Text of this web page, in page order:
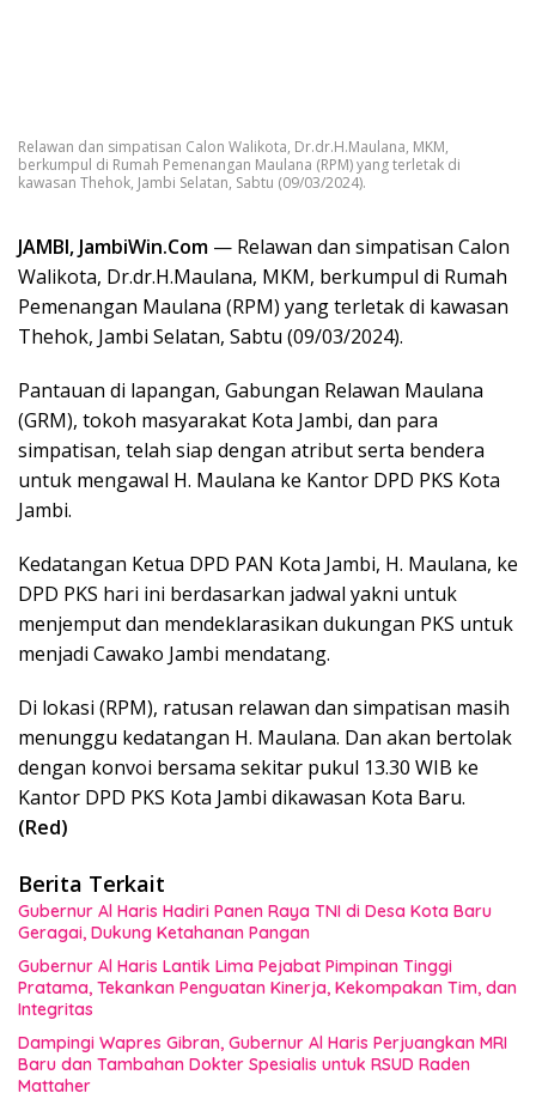
Relawan dan simpatisan Calon Walikota, Dr.dr.H.Maulana, MKM,
berkumpul di Rumah Pemenangan Maulana (RPM) yang terletak di
kawasan Thehok, Jambi Selatan, Sabtu (09/03/2024).
JAMBI, JambiWin.Com — Relawan dan simpatisan Calon
Walikota, Dr.dr.H.Maulana, MKM, berkumpul di Rumah
Pemenangan Maulana (RPM) yang terletak di kawasan
Thehok, Jambi Selatan, Sabtu (09/03/2024).
Pantauan di lapangan, Gabungan Relawan Maulana
(GRM), tokoh masyarakat Kota Jambi, dan para
simpatisan, telah siap dengan atribut serta bendera
untuk mengawal H. Maulana ke Kantor DPD PKS Kota
Jambi.
Kedatangan Ketua DPD PAN Kota Jambi, H. Maulana, ke
DPD PKS hari ini berdasarkan jadwal yakni untuk
menjemput dan mendeklarasikan dukungan PKS untuk
menjadi Cawako Jambi mendatang.
Di lokasi (RPM), ratusan relawan dan simpatisan masih
menunggu kedatangan H. Maulana. Dan akan bertolak
dengan konvoi bersama sekitar pukul 13.30 WIB ke
Kantor DPD PKS Kota Jambi dikawasan Kota Baru.
(Red)
Berita Terkait
Gubernur Al Haris Hadiri Panen Raya TNI di Desa Kota Baru
Geragai, Dukung Ketahanan Pangan
Gubernur Al Haris Lantik Lima Pejabat Pimpinan Tinggi
Pratama, Tekankan Penguatan Kinerja, Kekompakan Tim, dan
Integritas
Dampingi Wapres Gibran, Gubernur Al Haris Perjuangkan MRI
Baru dan Tambahan Dokter Spesialis untuk RSUD Raden
Mattaher